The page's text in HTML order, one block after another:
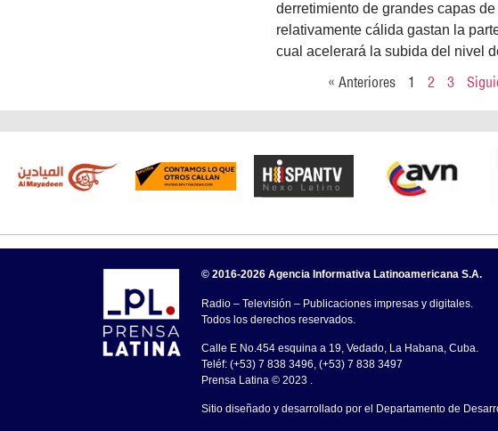
derretimiento de grandes capas
relativamente cálida gastan la
cual acelerará la subida del nivel
« Anteriores 1 2 3
© 2016-2026 Agencia Informativa Latinoamericana S.A.
Radio – Televisión – Publicaciones impresas y digitales.
Todos los derechos reservados.
Calle E No.454 esquina a 19, Vedado, La Habana, Cuba.
Teléf: (+53) 7 838 3496, (+53) 7 838 3497
Prensa Latina © 2023 .
Sitio diseñado y desarrollado por el Departamento de